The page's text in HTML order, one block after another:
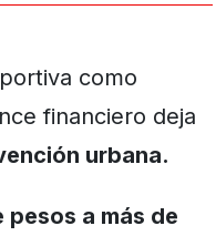
como
financiero deja
urbana.
a más de